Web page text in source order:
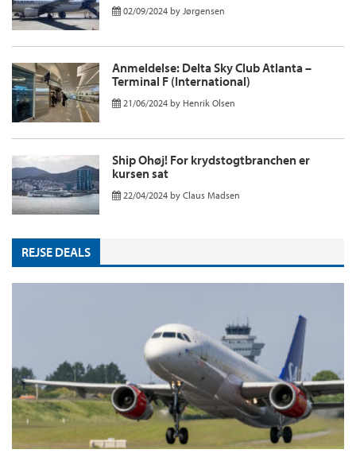
02/09/2024 by Jørgensen
Anmeldelse: Delta Sky Club Atlanta –
Terminal F (International)
21/06/2024 by Henrik Olsen
Ship Ohøj! For krydstogtbranchen er
kursen sat
22/04/2024 by Claus Madsen
REJSE DEALS